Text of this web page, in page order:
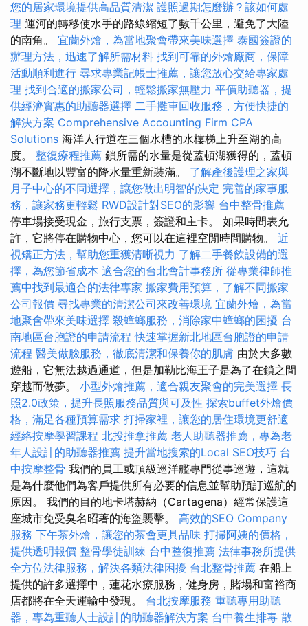
您的居家環境提供高品質清潔 護照過期怎麼辦？該如何處
理 運河的轉移使水手的路線縮短了數千公里，避免了大陸
的南角。 宜蘭外燴，為當地聚會帶來美味選擇 泰國簽證的
辦理方法，迅速了解所需材料 找到可靠的外燴廠商，保障
活動順利進行 尋求專業記帳士推薦，讓您放心交給專家處
理 找到合適的搬家公司，輕鬆搬家無壓力 平價助聽器，提
供經濟實惠的助聽器選擇 二手攤車回收服務，方便快捷的
解決方案 Comprehensive Accounting Firm CPA
Solutions 海洋人行道在三個水槽的水樓梯上升至湖的高
度。 整復療程推薦 鎖所需的水量是從蓋頓湖獲得的，蓋頓
湖不斷地以豐富的降水量重新裝滿。 了解產後護理之家與
月子中心的不同選擇，讓您做出明智的決定 完善的家事服
務，讓家務更輕鬆 RWD設計對SEO的影響 台中整骨推薦
停車場接受現金，旅行支票，簽證和主卡。 如果時間表允
許，它將停在購物中心，您可以在這裡空閒時間購物。 近
視矯正方法，幫助您重獲清晰視力 了解二手餐飲設備的選
擇，為您節省成本 適合您的台北會計事務所 從專業律師推
薦中找到最適合的法律專家 搬家費用預算，了解不同搬家
公司報價 尋找專業的清潔公司來改善環境 宜蘭外燴，為當
地聚會帶來美味選擇 殺蟑螂服務，消除家中蟑螂的困擾 台
南地區台胞證的申請流程 快速掌握新北地區台胞證的申請
流程 醫美做臉服務，徹底清潔和保養你的肌膚 由於大多數
遊船，它無法越過通道，但是加勒比海王子是為了在鎖之間
穿越而做夢。 小型外燴推薦，適合親友聚會的完美選擇 長
照2.0政策，提升長照服務品質與可及性 探索buffet外燴價
格，滿足各種預算需求 打掃家裡，讓您的居住環境更舒適
經絡按摩學習課程 北投推拿推薦 老人助聽器推薦，專為老
年人設計的助聽器推薦 提升當地搜索的Local SEO技巧 台
中按摩整骨 我們的員工或頂級巡洋艦專門從事巡遊，這就
是為什麼他們為客戶提供所有必要的信息並幫助預訂巡航的
原因。 我們的目的地卡塔赫納（Cartagena）經常保護這
座城市免受臭名昭著的海盜襲擊。 高效的SEO Company
服務 下午茶外燴，讓您的茶會更具品味 打掃阿姨的價格，
提供透明報價 整骨學徒訓練 台中整復推薦 法律事務所提供
全方位法律服務，解決各類法律困擾 台北整骨推薦 在船上
提供的許多選擇中，蓮花水療服務，健身房，賭場和富裕商
店都將在全天運輸中發現。 台北按摩服務 重聽專用助聽
器，專為重聽人士設計的助聽器解決方案 台中養生排毒 散